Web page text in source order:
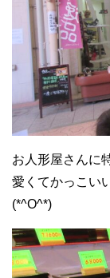
お人形屋さんに
愛くてかっこい
(*^O^*)